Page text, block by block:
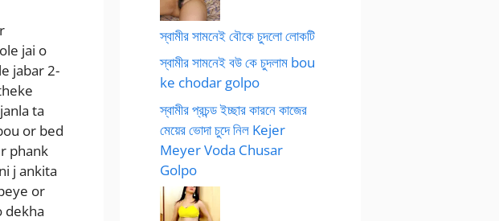
jai o
jabar 2-
ta
or bed
phank
j ankita
or
dekha
স্বামীর সামনেই বৌকে চুদলো লোকটি
স্বামীর সামনেই বউ কে চুদলাম bou
ke chodar golpo
স্বামীর প্রচন্ড ইচ্ছার কারনে কাজের
মেয়ের ভোদা চুদে নিল Kejer
Meyer Voda Chusar
Golpo